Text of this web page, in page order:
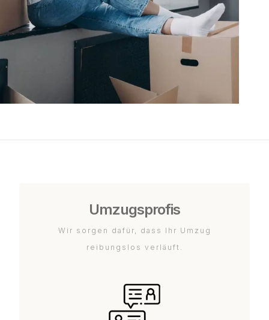
Umzugsprofis
Wir sorgen dafür, dass Ihr Umzug
reibungslos verläuft.